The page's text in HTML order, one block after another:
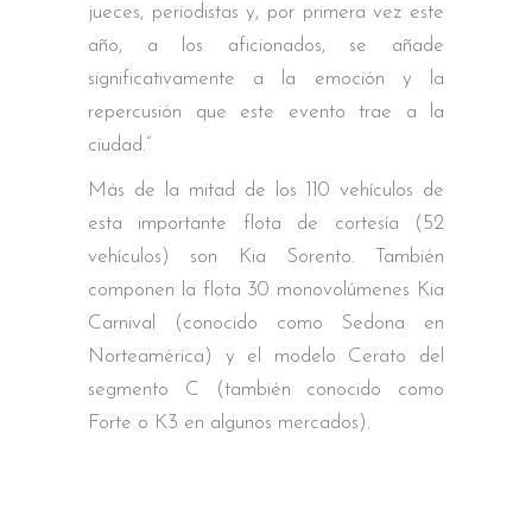
jueces, periodistas y, por primera vez este
año, a los aficionados, se añade
significativamente a la emoción y la
repercusión que este evento trae a la
ciudad.”
Más de la mitad de los 110 vehículos de
esta importante flota de cortesía (52
vehículos) son Kia Sorento. También
componen la flota 30 monovolúmenes Kia
Carnival (conocido como Sedona en
Norteamérica) y el modelo Cerato del
segmento C (también conocido como
Forte o K3 en algunos mercados).